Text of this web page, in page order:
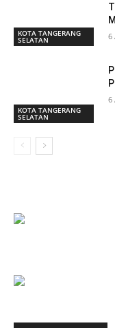
KOTA TANGERANG
SELATAN 6
KOTA TANGERANG
SELATAN
6